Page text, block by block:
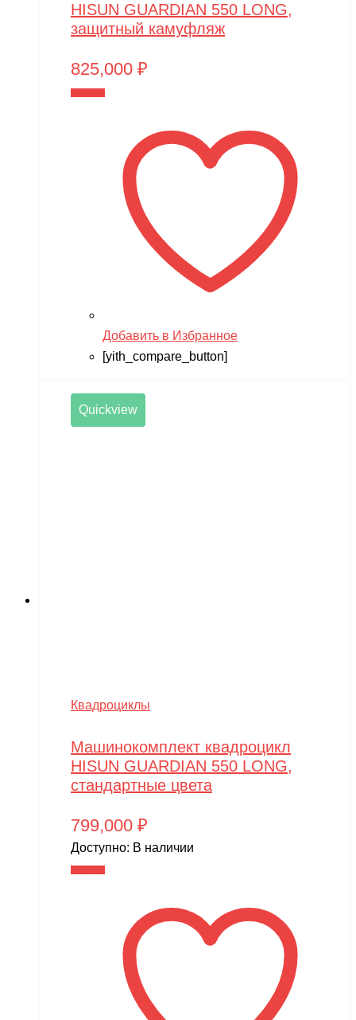
HISUN GUARDIAN 550 LONG,
защитный камуфляж
825,000 ₽
Добавить в Избранное
[yith_compare_button]
Quickview
Квадроциклы
Машинокомплект квадроцикл
HISUN GUARDIAN 550 LONG,
стандартные цвета
799,000 ₽
Доступно: В наличии